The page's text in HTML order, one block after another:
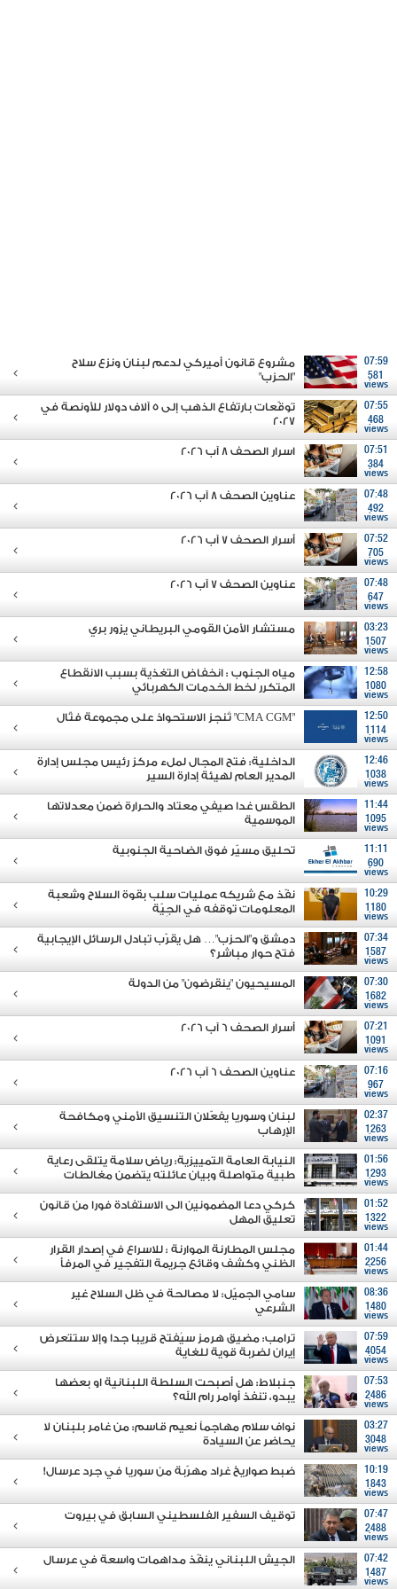
07:59
581
views
مشروع قانون أميركي لدعم لبنان ونزع سلاح
"الحزب"
07:55
468
views
توقّعات بارتفاع الذهب إلى 5 آلاف دولار للأونصة في
2027
07:51
384
views
اسرار الصحف 8 آب 2026
07:48
492
views
عناوين الصحف 8 آب 2026
07:52
705
views
أسرار الصحف 7 آب 2026
07:48
647
views
عناوين الصحف 7 آب 2026
03:23
1507
views
مستشار الأمن القومي البريطاني يزور بري
12:58
1080
views
مياه الجنوب : انخفاض التغذية بسبب الانقطاع
المتكرر لخط الخدمات الكهربائي
12:50
1114
views
"CMA CGM" تُنجز الاستحواذ على مجموعة فتّال
12:46
1038
views
الداخلية: فتح المجال لملء مركز رئيس مجلس إدارة
المدير العام لهيئة إدارة السير
11:44
1095
views
الطقس غدا صيفي معتاد والحرارة ضمن معدلاتها
الموسمية
11:11
690
views
تحليق مسيّر فوق الضاحية الجنوبية
10:29
1180
views
نفّذ مع شريكه عمليات سلب بقوة السلاح وشعبة
المعلومات توقفه في الجِيّة
07:34
1587
views
دمشق و"الحزب"… هل يقرّب تبادل الرسائل الإيجابية
فتح حوار مباشر؟
07:30
1682
views
المسيحيون "ينقرضون" من الدولة
07:21
1091
views
أسرار الصحف 6 آب 2026
07:16
967
views
عناوين الصحف 6 آب 2026
02:37
1263
views
لبنان وسوريا يفعّلان التنسيق الأمني ومكافحة
الإرهاب
01:56
1293
views
النيابة العامة التمييزية: رياض سلامة يتلقى رعاية
طبية متواصلة وبيان عائلته يتضمن مغالطات
01:52
1322
views
كركي دعا المضمونين الى الاستفادة فورا من قانون
تعليق المهل
01:44
2256
views
مجلس المطارنة الموارنة : للاسراع في إصدار القرار
الظني وكشف وقائع جريمة التفجير في المرفأ
08:36
1480
views
سامي الجميّل: لا مصالحة في ظل السلاح غير
الشرعي
07:59
4054
views
ترامب: مضيق هرمز سيُفتح قريبا جدا وإلا ستتعرض
إيران لضربة قوية للغاية
07:53
2486
views
جنبلاط: هل أصبحت السلطة اللبنانية او بعضها
يبدو، تنفذ أوامر رام الله؟
03:27
3048
views
نواف سلام مهاجماً نعيم قاسم: من غامر بلبنان لا
يحاضر عن السيادة
10:19
1843
views
ضبط صواريخ غراد مهرّبة من سوريا في جرد عرسال!
07:47
2488
views
توقيف السفير الفلسطيني السابق في بيروت
07:42
1487
views
الجيش اللبناني ينفّذ مداهمات واسعة في عرسال